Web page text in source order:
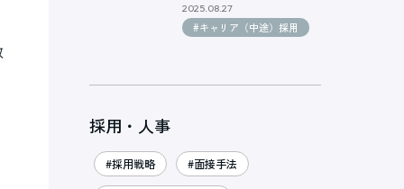
2025.08.27
#キャリア（中途）採用
採用・人事
#採用戦略 #面接手法